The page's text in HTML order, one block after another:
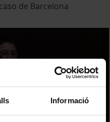
Informació
de Barcelona